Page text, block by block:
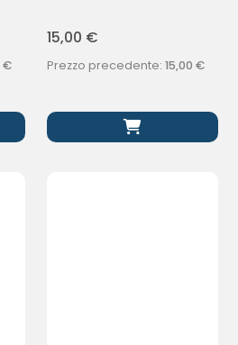
€
15,00 €
Prezzo precedente: 15,00 €